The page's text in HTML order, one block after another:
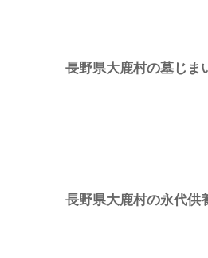
長野県大鹿村の墓じま
長野県大鹿村の永代供